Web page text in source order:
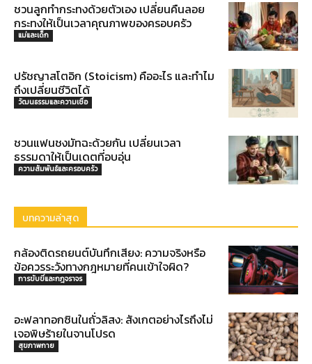
ชวนลูกทำกระทงด้วยตัวเอง เปลี่ยนคืนลอย
กระทงให้เป็นเวลาคุณภาพของครอบครัว
แม่และเด็ก
ปรัชญาสโตอิก (Stoicism) คืออะไร และทำไม
ถึงเปลี่ยนชีวิตได้
วัฒนธรรมและความเชื่อ
ชวนแฟนชงมัทฉะด้วยกัน เปลี่ยนเวลา
ธรรมดาให้เป็นเดตที่อบอุ่น
ความสัมพันธ์และครอบครัว
บทความล่าสุด
กล้องติดรถยนต์บันทึกเสียง: ความจริงหรือ
ข้อควรระวังทางกฎหมายที่คนเข้าใจผิด?
การขับขี่และกฎจราจร
อะฟลาทอกซินในถั่วลิสง: สังเกตอย่างไรถึงไม่
เจอพิษร้ายในจานโปรด
สุขภาพกาย